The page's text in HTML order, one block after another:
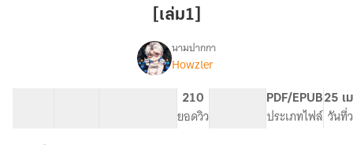
เพลย์บอย
[เล่ม1]
เรื่อง[ภาค
Jin-
ius
Mechanic:
นามปากกา
Howzler
210
ยอดวิว
PDF/EPUB
ประเภทไฟล์
25 เ
วันที่